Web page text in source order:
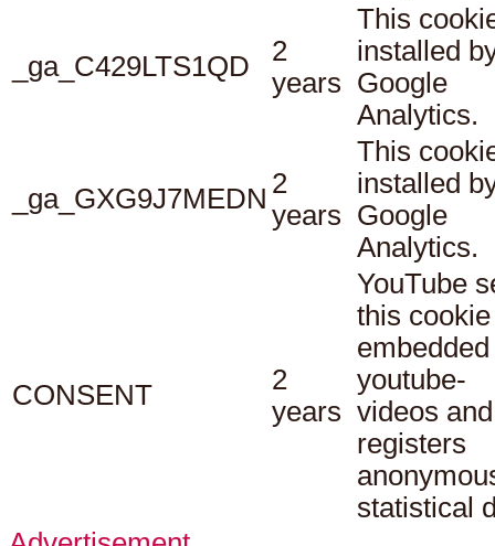
_ga_C429LTS1QD
2
years
This
installed
Google
Analytics.
_ga_GXG9J7MEDN 2
years
This
installed
Google
Analytics.
CONSENT
2
years
YouTube
this
embedded
youtube-
videos and
registers
statistical